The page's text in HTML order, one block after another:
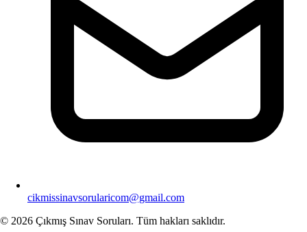
cikmissinavsorularicom@gmail.com
© 2026 Çıkmış Sınav Soruları. Tüm hakları saklıdır.